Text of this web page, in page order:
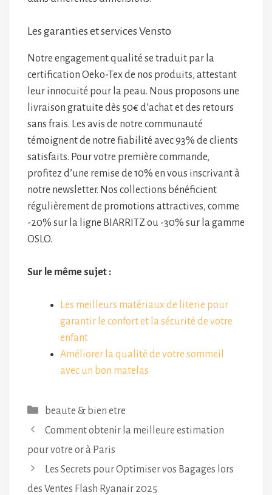
Les garanties et services Vensto
Notre engagement qualité se traduit par la
certification Oeko-Tex de nos produits, attestant
leur innocuité pour la peau. Nous proposons une
livraison gratuite dès 50€ d’achat et des retours
sans frais. Les avis de notre communauté
témoignent de notre fiabilité avec 93% de clients
satisfaits. Pour votre première commande,
profitez d’une remise de 10% en vous inscrivant à
notre newsletter. Nos collections bénéficient
régulièrement de promotions attractives, comme
-20% sur la ligne BIARRITZ ou -30% sur la gamme
OSLO.
Sur le même sujet :
Les meilleurs matériaux de literie pour
garantir le confort et la sécurité de votre
enfant
Améliorer la qualité de votre sommeil
avec un bon matelas
Catégories
beaute & bien etre
Comment obtenir la meilleure estimation
pour votre or à Paris
Les Secrets pour Optimiser vos Bagages lors
des Ventes Flash Ryanair 2025